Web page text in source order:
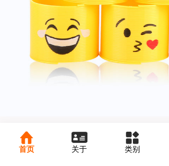
首页 关于 类别